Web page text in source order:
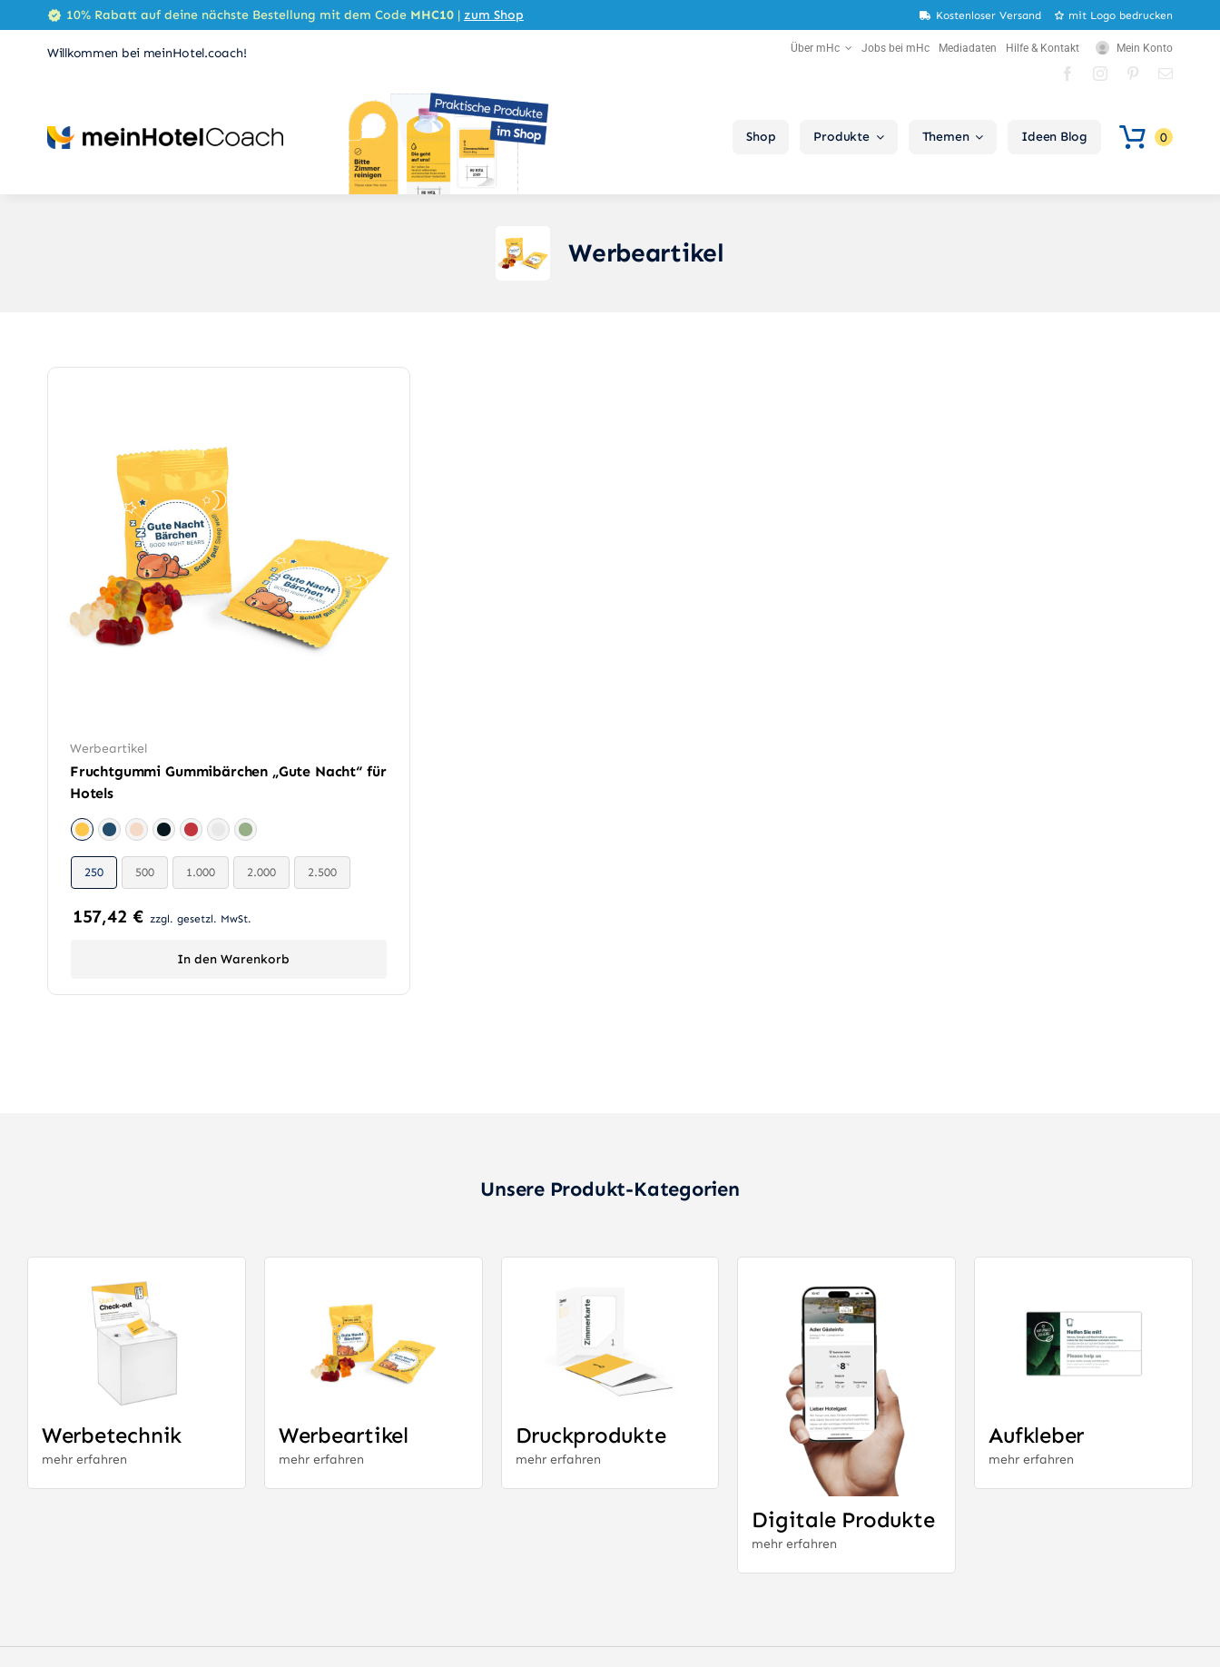
Inhalt
springen
10% Rabatt auf deine nächste Bestellung mit dem Code MHC10| zum Shop Kostenloser Versand mit Logo bedrucken
Willkommen bei meinHotel.coach! Über mHc Jobs bei mHc Mediadaten Hilfe & Kontakt Mein Konto
Shop Produkte Themen Ideen Blog 0
Werbeartikel
Werbeartikel
Fruchtgummi Gummibärchen „Gute Nacht“ für
Hotels
250 500 1.000 2.000 2.500
157,42 € zzgl. gesetzl. MwSt.
In den Warenkorb
Unsere Produkt-Kategorien
Werbetechnik
mehr erfahren
Werbeartikel
mehr erfahren
Druckprodukte
mehr erfahren
Digitale Produkte
mehr erfahren
Aufkleber
mehr erfahren